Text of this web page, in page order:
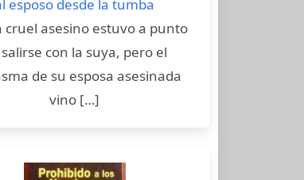
esposo desde la tumba
asesino estuvo a punto
con la suya, pero el
de su esposa asesinada
vino […]